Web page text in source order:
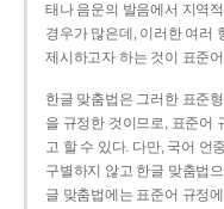
태나 음운의 발음에서 지역
경우가 많은데, 이러한 여러
제시하고자 하는 것이 표준
한글 맞춤법은 그러한 표준
을 규정한 것이므로, 표준어
고 할 수 있다. 다만, 국어 언
구별하지 않고 한글 맞춤법
글 맞춤법에는 표준어 규정